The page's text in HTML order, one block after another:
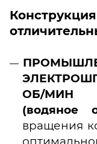
ОБ/МИН
(водяное
вращения